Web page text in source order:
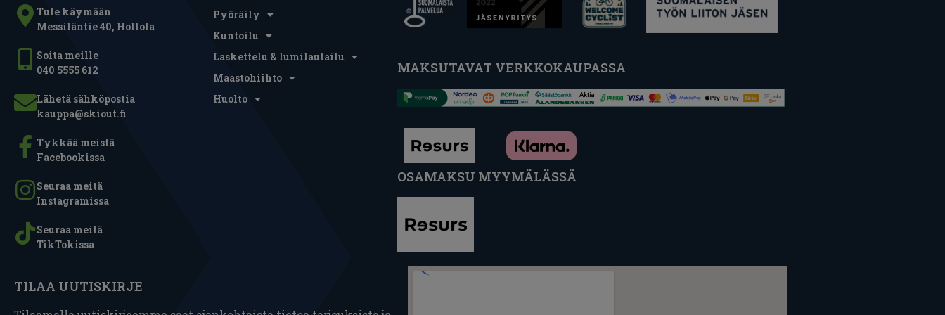
Tule käymään
Messiläntie 40, Hollola
Soita meille
040 5555 612
Lähetä sähköpostia
kauppa@skiout.fi
Tykkää meistä
Facebookissa
Seuraa meitä
Instagramissa
Seuraa meitä
TikTokissa
Pyöräily
Kuntoilu
Laskettelu & lumilautailu
Maastohiihto
Huolto
MAKSUTAVAT VERKKOKAUPASSA
OSAMAKSU MYYMÄLÄSSÄ
TILAA UUTISKIRJE